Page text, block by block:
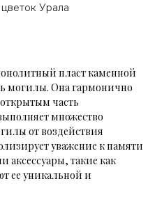
Урала
пласт каменной
могилы. Она гармонично
часть
множество
от воздействия
уважение к памяти
аксессуары, такие как
ее уникальной и